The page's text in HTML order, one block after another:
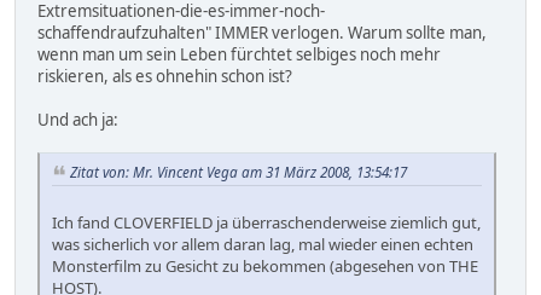
Extremsituationen-die-es-immer-noch-
schaffendraufzuhalten" IMMER verlogen. Warum sollte man,
wenn man um sein Leben fürchtet selbiges noch mehr
riskieren, als es ohnehin schon ist?
Und ach ja:
Zitat von: Mr. Vincent Vega am 31 März 2008, 13:54:17
Ich fand CLOVERFIELD ja überraschenderweise ziemlich gut,
was sicherlich vor allem daran lag, mal wieder einen echten
Monsterfilm zu Gesicht zu bekommen (abgesehen von THE
HOST).